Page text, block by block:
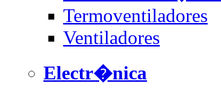
Termoventiladores
Ventiladores
Electr�nica